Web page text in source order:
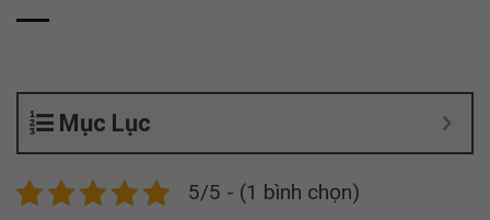
Mục Lục
5/5 - (1 bình chọn)